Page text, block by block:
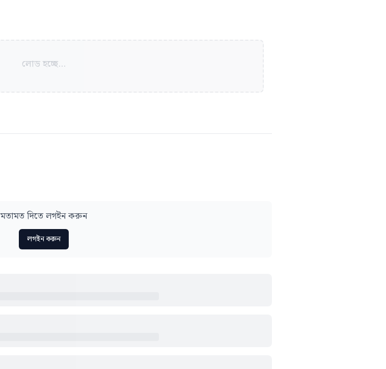
লোড হচ্ছে...
মতামত দিতে লগইন করুন
লগইন করুন